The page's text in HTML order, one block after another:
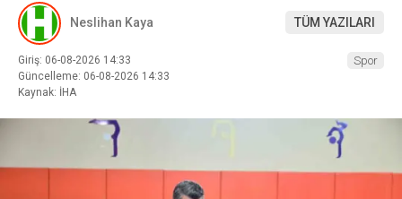
Neslihan Kaya TÜM YAZILARI
Giriş: 06-08-2026 14:33
Güncelleme: 06-08-2026 14:33
Kaynak: İHA
Spor